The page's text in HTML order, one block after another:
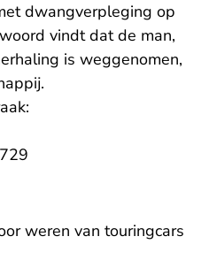
dwangverpleging op
vindt dat de man,
is weggenomen,
weren van touringcars